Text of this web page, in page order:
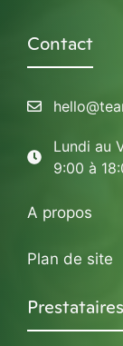
Contact
Lundi au
9:00 à
A propos
Plan de site
Prestataires